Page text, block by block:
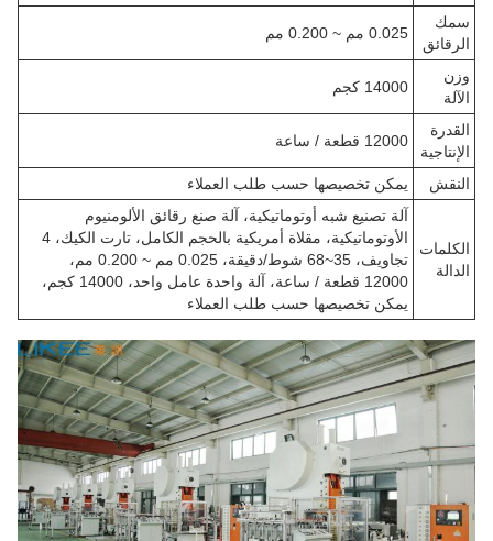
سمك
الرقائق
0.025 مم ~ 0.200 مم
وزن
الآلة
14000 كجم
القدرة
الإنتاجية
12000 قطعة / ساعة
النقش يمكن تخصيصها حسب طلب العملاء
الكلمات
الدالة
آلة تصنيع شبه أوتوماتيكية، آلة صنع رقائق الألومنيوم
الأوتوماتيكية، مقلاة أمريكية بالحجم الكامل، تارت الكيك، 4
تجاويف، 35~68 شوط/دقيقة، 0.025 مم ~ 0.200 مم،
12000 قطعة / ساعة، آلة واحدة عامل واحد، 14000 كجم،
يمكن تخصيصها حسب طلب العملاء